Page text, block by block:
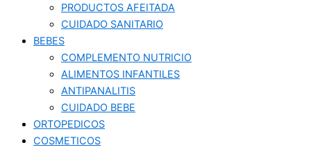
PRODUCTOS AFEITADA
CUIDADO SANITARIO
BEBES
COMPLEMENTO NUTRICIO
ALIMENTOS INFANTILES
ANTIPANALITIS
CUIDADO BEBE
ORTOPEDICOS
COSMETICOS